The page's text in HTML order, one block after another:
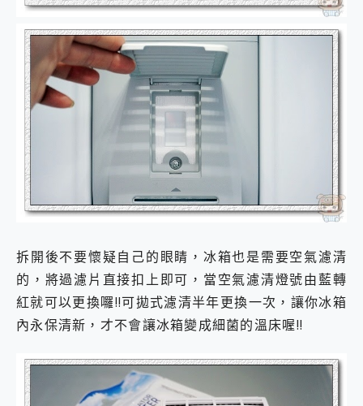
拆開後不要懷疑自己的眼睛，冰箱也是需要空氣濾清
的，將過濾片直接扣上即可，當空氣濾清燈號由藍轉
紅就可以更換囉!!可拋式濾清半年更換一次，讓你冰箱
內永保清新，才不會讓冰箱變成細菌的溫床喔!!